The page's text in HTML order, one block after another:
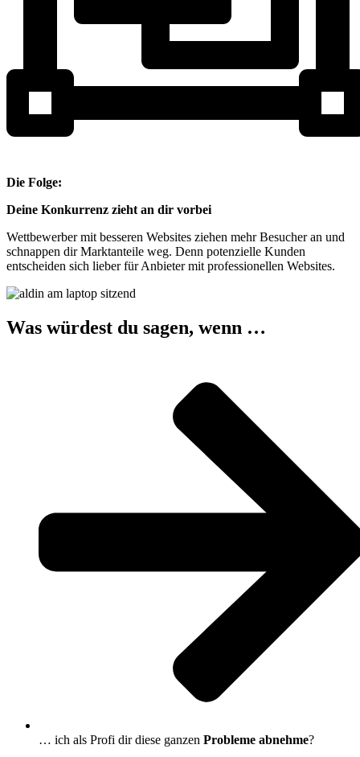
Die Folge:
Deine Konkurrenz zieht an dir vorbei
Wettbewerber mit besseren Websites ziehen mehr Besucher an und
schnappen dir Marktanteile weg. Denn potenzielle Kunden
entscheiden sich lieber für Anbieter mit professionellen Websites.
Was würdest du sagen, wenn …
… ich als Profi dir diese ganzen Probleme abnehme?